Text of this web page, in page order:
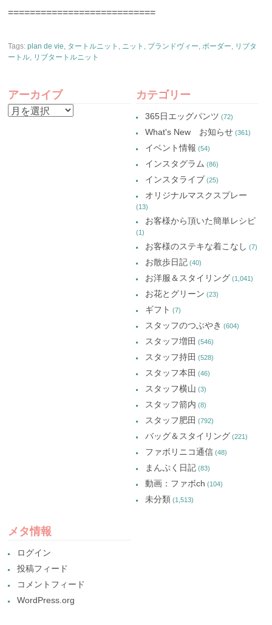
===========================
Tags:plan de vie タートルニット ニット プランドヴィー ボーダー
リブタ
ートル リブタートルニット
アーカイブ
ア
カテゴリー
365日エッグパンツ (72)
What's New お知らせ(361)
イベント情報 (54)
インスタグラム (86)
インスタライブ (25)
オリジナルマスクスプレー
(13)
お客様から頂いた簡単レシピ
(1)
お客様のステキな着こなし (7)
お散歩日記(40)
お洋服＆スタイリング (1,041)
お花とグリーン (23)
ギフト (7)
スタッフのつぶやき (604)
スタッフ増田 (546)
スタッフ持田 (528)
スタッフ本田 (46)
スタッフ横山 (3)
スタッフ箭内 (8)
スタッフ肥田 (792)
バッグ＆スタイリング (221)
ファボリニコ通信(48)
まんぷく日記(83)
動画：ファボch (104)
未分類 (1,513)
メタ情報
ログイン
投稿フィード
コメントフィード
WordPress.org